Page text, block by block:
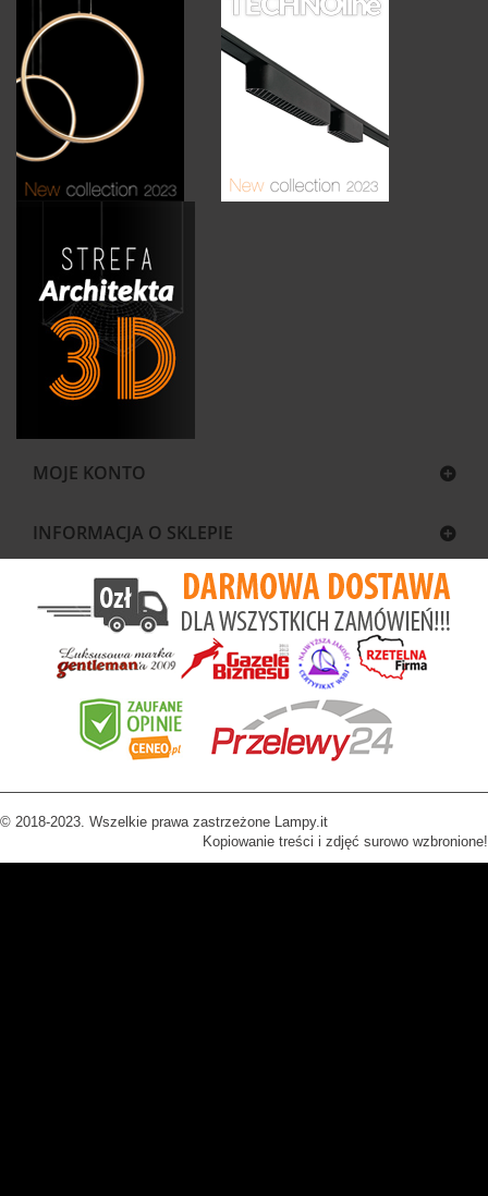
MOJE KONTO
INFORMACJA O SKLEPIE
© 2018-2023. Wszelkie prawa zastrzeżone Lampy.it
Kopiowanie treści i zdjęć surowo wzbronione!